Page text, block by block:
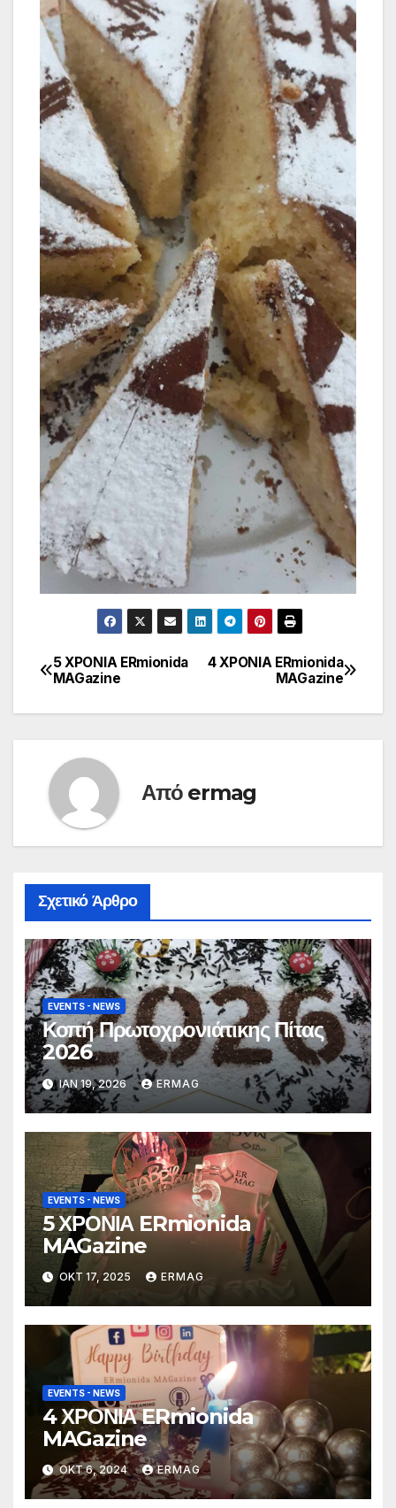
Πλοήγηση
άρθρων
4 ΧΡΟΝΙΑ ERmionida
MAGazine
5 ΧΡΟΝΙΑ ERmionida
MAGazine
Από ermag
Σχετικό Άρθρο
EVENTS - NEWS
Κοπή Πρωτοχρονιάτικης Πίτας
2026
ΙΑΝ 19, 2026 ERMAG
EVENTS - NEWS
5 ΧΡΟΝΙΑ ERmionida
MAGazine
ΟΚΤ 17, 2025 ERMAG
EVENTS - NEWS
4 ΧΡΟΝΙΑ ERmionida
MAGazine
ΟΚΤ 6, 2024 ERMAG